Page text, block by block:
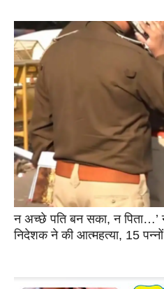
न अच्छे पति बन सका, न पिता…’
निदेशक ने की आत्महत्या, 15